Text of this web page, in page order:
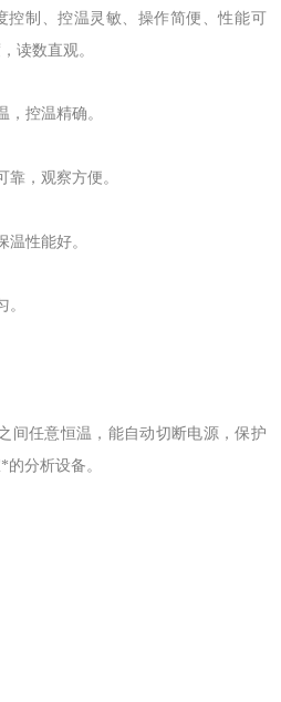
控制、控温灵敏、操作简便、性能可
读数直观。
，控温精确。
靠，观察方便。
温性能好。
。
间任意恒温，能自动切断电源，保护
分析设备。